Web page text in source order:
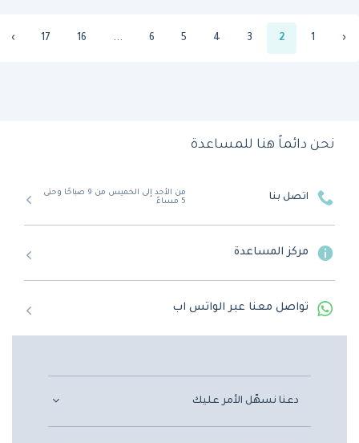
‹
1
2
3
4
5
6
...
16
17
›
نحن دائماً هنا للمساعدة
اتصل بنا
من الأحد إلى الخميس من 9 صباحًا وحتى
5 مساءً
مركز المساعدة
تواصل معنا عبر الواتس اب
دعنا نسهّل الأمر عليك